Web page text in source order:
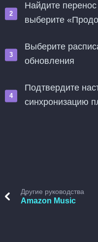
Найдите
выберите
Выберите
обновления
Подтвердите
синхронизацию
Другие руководства
Amazon Music